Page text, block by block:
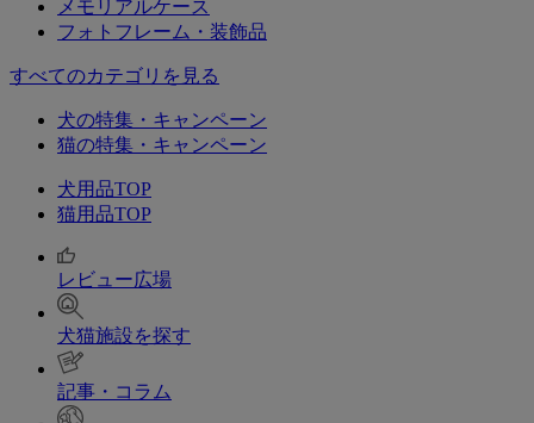
メモリアルケース
フォトフレーム・装飾品
すべてのカテゴリを見る
犬の特集・キャンペーン
猫の特集・キャンペーン
犬用品TOP
猫用品TOP
レビュー広場
犬猫施設を探す
記事・コラム